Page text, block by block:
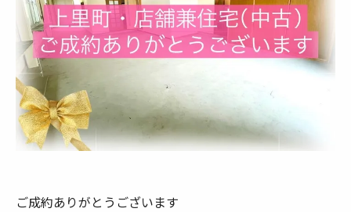
ご成約ありがとうございます